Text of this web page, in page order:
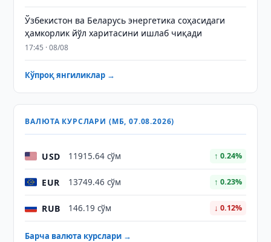
Ўзбекистон ва Беларусь энергетика соҳасидаги
ҳамкорлик йўл харитасини ишлаб чиқади
17:45 · 08/08
Кўпроқ янгиликлар →
ВАЛЮТА КУРСЛАРИ (МБ, 07.08.2026)
USD 11915.64 сўм ↑ 0.24%
EUR 13749.46 сўм ↑ 0.23%
RUB 146.19 сўм ↓ 0.12%
Барча валюта курслари →